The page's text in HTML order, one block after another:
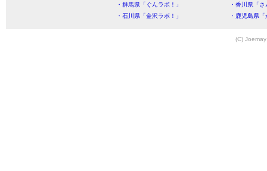
・群馬県「ぐんラボ！」
・香川県「
・石川県「金沢ラボ！」
・鹿児島県
(C)